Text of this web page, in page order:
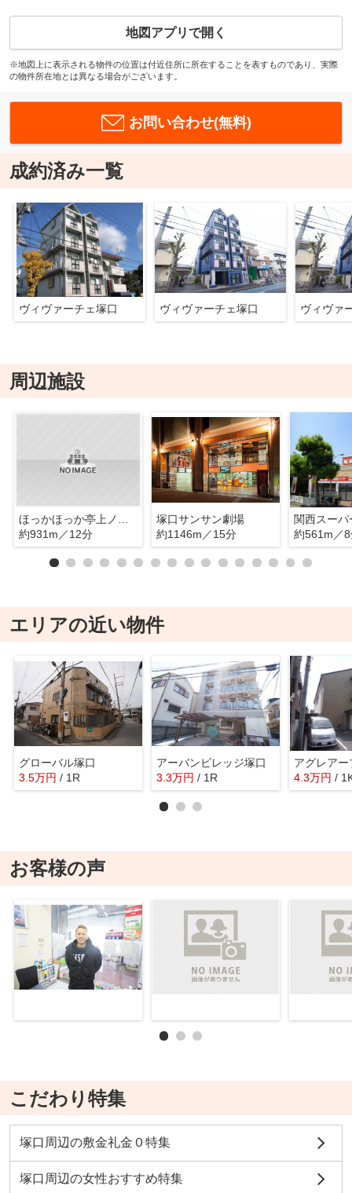
地図アプリで開く
※地図上に表示される物件の位置は付近住所に所在することを表すものであり、実際
の物件所在地とは異なる場合がございます。
お問い合わせ(無料)
成約済み一覧
ヴィヴァーチェ塚口 ヴィヴァーチェ塚口 ヴィヴァ
周辺施設
約931m／12分
塚口サンサン劇場
約1146m／15分
関西スー
約561m／
エリアの近い物件
グローバル塚口
3.5万円 / 1R
アーバンビレッジ塚口
3.3万円 / 1R
アグレアー
4.3万円 /
お客様の声
こだわり特集
塚口周辺の敷金礼金０特集
塚口周辺の女性おすすめ特集